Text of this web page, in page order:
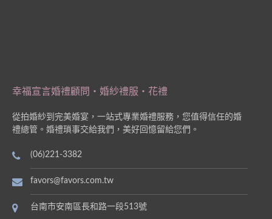
幸福宣言婚禮顧問‧婚紗禮服‧花禮
從拍婚紗到完美婚宴，一站式專業婚禮服務，您值得信任的婚
禮總管。婚禮瑣事交給我們，美好回憶留給您們。
(06)221-3382
favors@favors.com.tw
台南市安南區長和路一段513號